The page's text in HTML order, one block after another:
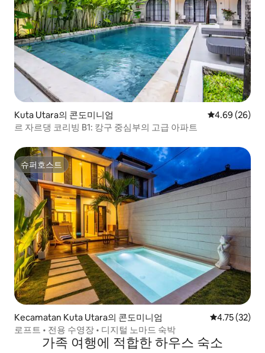
Kuta Utara의 콘도미니엄 평점 4.69점(5
4.69 (26)
르 자르댕 코리빙 B1: 캉구 중심부의 고급 아파트
슈퍼호스트
슈퍼호스트
Kecamatan Kuta Utara의 콘도미니엄 평점 4.75점
4.75 (32)
로프트 • 전용 수영장 • 디지털 노마드 숙박
가족 여행에 적합한 하우스 숙소